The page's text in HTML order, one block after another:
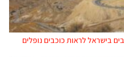
בישראל לראות כוכבים נופלים